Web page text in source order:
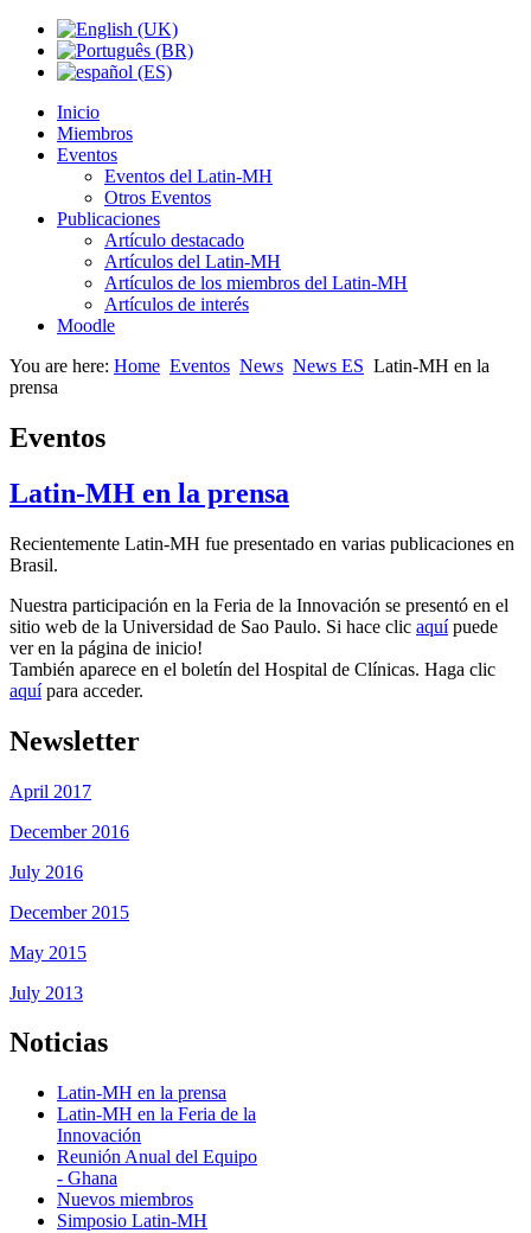
Inicio
Miembros
Eventos
Eventos del Latin-MH
Otros Eventos
Publicaciones
Artículo destacado
Artículos del Latin-MH
Artículos de los miembros del Latin-MH
Artículos de interés
Moodle
You are here: Home Eventos News News ES Latin-MH en la
prensa
Eventos
Latin-MH en la prensa
Recientemente Latin-MH fue presentado en varias publicaciones en
Brasil.
Nuestra participación en la Feria de la Innovación se presentó en el
sitio web de la Universidad de Sao Paulo. Si hace clic aquípuede
ver en la página de inicio!
También aparece en el boletín del Hospital de Clínicas. Haga clic
aquípara acceder.
Newsletter
April 2017
December 2016
July 2016
December 2015
May 2015
July 2013
Noticias
Latin-MH en la prensa
Latin-MH en la Feria de la
Innovación
Reunión Anual del Equipo
- Ghana
Nuevos miembros
Simposio Latin-MH